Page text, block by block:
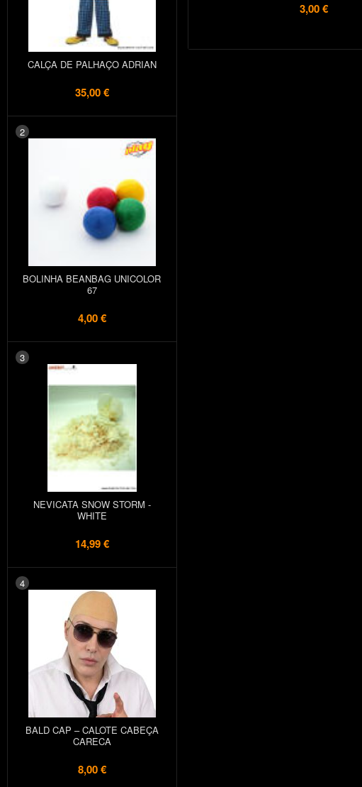
CALÇA DE PALHAÇO ADRIAN
35,00 €
2
BOLINHA BEANBAG UNICOLOR
67
4,00 €
3
NEVICATA SNOW STORM -
WHITE
14,99 €
4
BALD CAP – CALOTE CABEÇA
CARECA
8,00 €
3,00 €